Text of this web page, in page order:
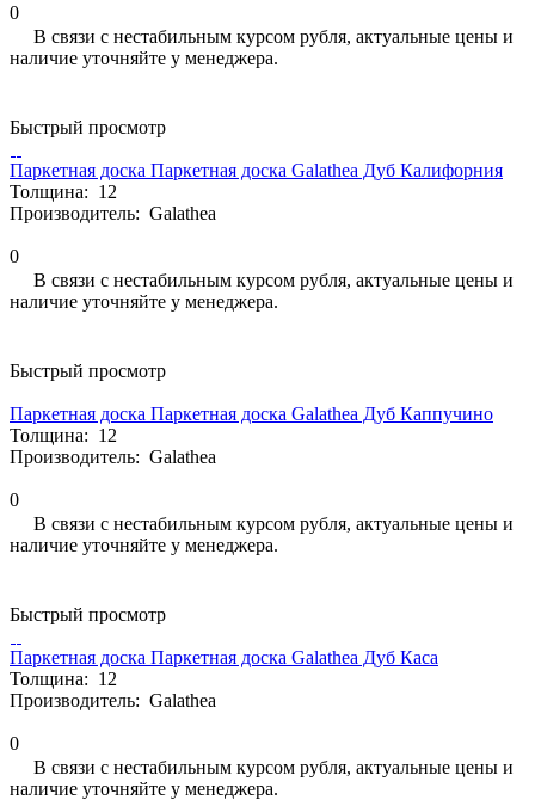
0
В связи с нестабильным курсом рубля, актуальные цены и
наличие уточняйте у менеджера.
Быстрый просмотр
Паркетная доска Паркетная доска Galathea Дуб Калифорния
Толщина: 12
Производитель: Galathea
0
В связи с нестабильным курсом рубля, актуальные цены и
наличие уточняйте у менеджера.
Быстрый просмотр
Паркетная доска Паркетная доска Galathea Дуб Каппучино
Толщина: 12
Производитель: Galathea
0
В связи с нестабильным курсом рубля, актуальные цены и
наличие уточняйте у менеджера.
Быстрый просмотр
Паркетная доска Паркетная доска Galathea Дуб Каса
Толщина: 12
Производитель: Galathea
0
В связи с нестабильным курсом рубля, актуальные цены и
наличие уточняйте у менеджера.